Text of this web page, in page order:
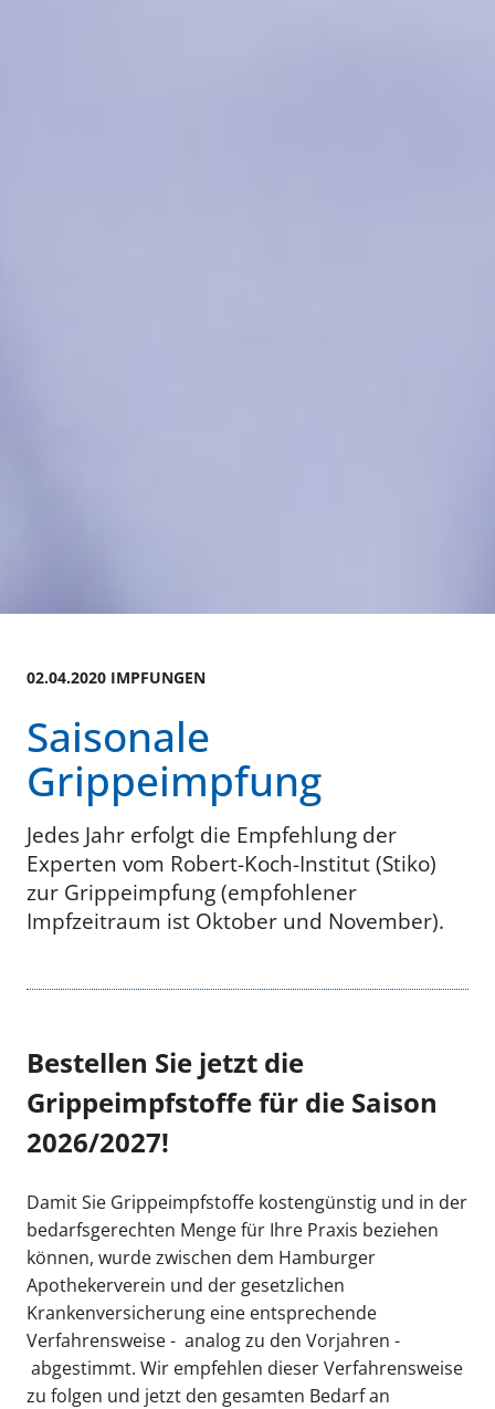
02.04.2020 IMPFUNGEN
Saisonale
Grippeimpfung
Jedes Jahr erfolgt die Empfehlung der
Experten vom Robert-Koch-Institut (Stiko)
zur Grippeimpfung (empfohlener
Impfzeitraum ist Oktober und November).
Bestellen Sie jetzt die
Grippeimpfstoffe für die Saison
2026/2027!
Damit Sie Grippeimpfstoffe kostengünstig und in der
bedarfsgerechten Menge für Ihre Praxis beziehen
können, wurde zwischen dem Hamburger
Apothekerverein und der gesetzlichen
Krankenversicherung eine entsprechende
Verfahrensweise - analog zu den Vorjahren -
abgestimmt. Wir empfehlen dieser Verfahrensweise
zu folgen und jetzt den gesamten Bedarf an